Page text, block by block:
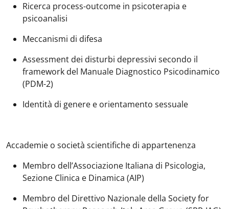
Ricerca process-outcome in psicoterapia e
psicoanalisi
Meccanismi di difesa
Assessment dei disturbi depressivi secondo il
framework del Manuale Diagnostico Psicodinamico
(PDM-2)
Identità di genere e orientamento sessuale
Accademie o società scientifiche di appartenenza
Membro dell’Associazione Italiana di Psicologia,
Sezione Clinica e Dinamica (AIP)
Membro del Direttivo Nazionale della Society for